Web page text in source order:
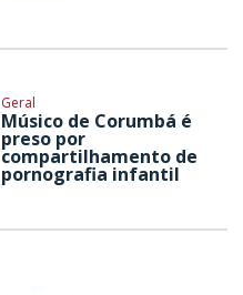
Geral
Músico de Corumbá é
preso por
compartilhamento de
pornografia infantil